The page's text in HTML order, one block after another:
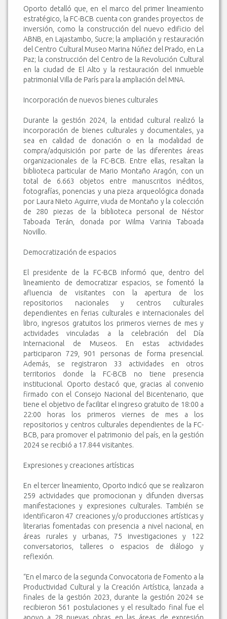
Oporto detalló que, en el marco del primer lineamiento
estratégico, la FC-BCB cuenta con grandes proyectos de
inversión, como la construcción del nuevo edificio del
ABNB, en Lajastambo, Sucre; la ampliación y restauración
del Centro Cultural Museo Marina Núñez del Prado, en La
Paz; la construcción del Centro de la Revolución Cultural
en la ciudad de El Alto y la restauración del inmueble
patrimonial Villa de París para la ampliación del MNA.
Incorporación de nuevos bienes culturales
Durante la gestión 2024, la entidad cultural realizó la
incorporación de bienes culturales y documentales, ya
sea en calidad de donación o en la modalidad de
compra/adquisición por parte de las diferentes áreas
organizacionales de la FC-BCB. Entre ellas, resaltan la
biblioteca particular de Mario Montaño Aragón, con un
total de 6.663 objetos entre manuscritos inéditos,
fotografías, ponencias y una pieza arqueológica donada
por Laura Nieto Aguirre, viuda de Montaño y la colección
de 280 piezas de la biblioteca personal de Néstor
Taboada Terán, donada por Wilma Varinia Taboada
Novillo.
Democratización de espacios
El presidente de la FC-BCB informó que, dentro del
lineamiento de democratizar espacios, se fomentó la
afluencia de visitantes con la apertura de los
repositorios nacionales y centros culturales
dependientes en ferias culturales e internacionales del
libro, ingresos gratuitos los primeros viernes de mes y
actividades vinculadas a la celebración del Día
Internacional de Museos. En estas actividades
participaron 729, 901 personas de forma presencial.
Además, se registraron 33 actividades en otros
territorios donde la FC-BCB no tiene presencia
institucional. Oporto destacó que, gracias al convenio
firmado con el Consejo Nacional del Bicentenario, que
tiene el objetivo de facilitar el ingreso gratuito de 18:00 a
22:00 horas los primeros viernes de mes a los
repositorios y centros culturales dependientes de la FC-
BCB, para promover el patrimonio del país, en la gestión
2024 se recibió a 17.844 visitantes.
Expresiones y creaciones artísticas
En el tercer lineamiento, Oporto indicó que se realizaron
259 actividades que promocionan y difunden diversas
manifestaciones y expresiones culturales. También se
identificaron 47 creaciones y/o producciones artísticas y
literarias fomentadas con presencia a nivel nacional, en
áreas rurales y urbanas, 75 investigaciones y 122
conversatorios, talleres o espacios de diálogo y
reflexión.
“En el marco de la segunda Convocatoria de Fomento a la
Productividad Cultural y la Creación Artística, lanzada a
finales de la gestión 2023, durante la gestión 2024 se
recibieron 561 postulaciones y el resultado final fue el